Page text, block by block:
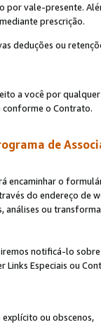
vale-presente.
prescrição.
deduções ou
a você por
conforme o Contrato.
de
encaminhar o
do endereço
ou
notificá-lo
Links Especiais ou
ou obscenos,